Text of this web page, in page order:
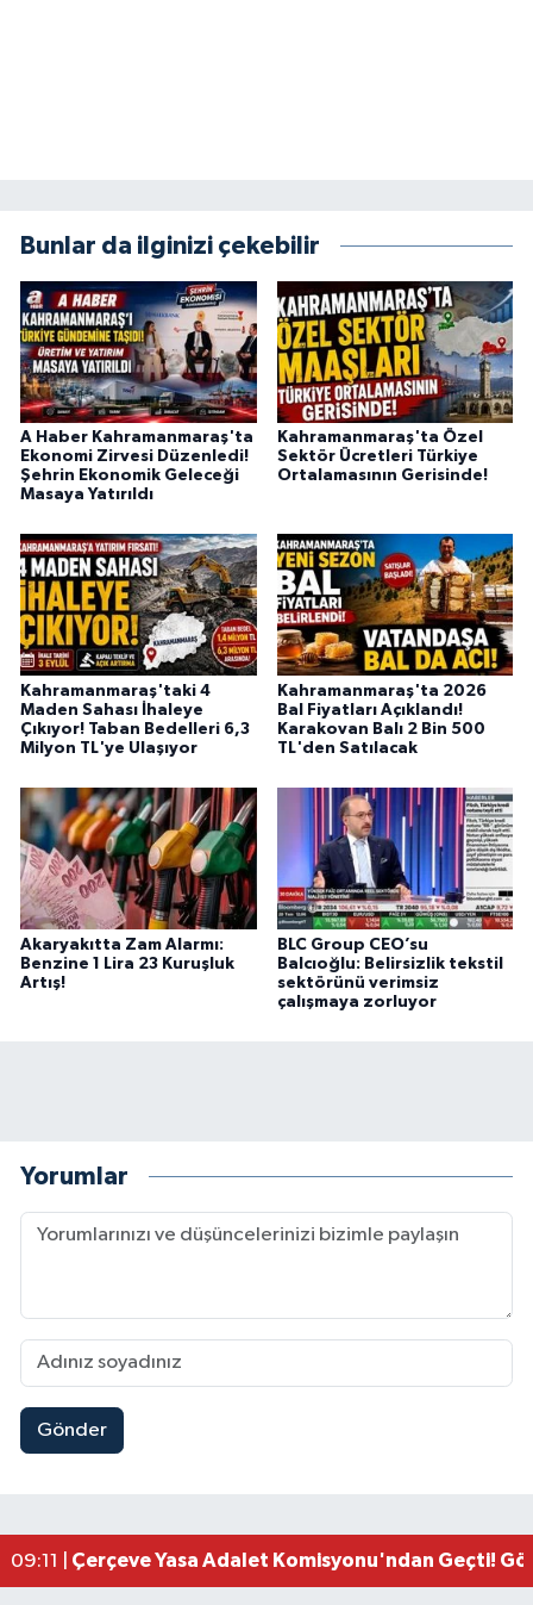
Bunlar da ilginizi çekebilir
A Haber Kahramanmaraş'ta
Ekonomi Zirvesi Düzenledi!
Şehrin Ekonomik Geleceği
Masaya Yatırıldı
Kahramanmaraş'ta Özel
Sektör Ücretleri Türkiye
Ortalamasının Gerisinde!
Kahramanmaraş'taki 4
Maden Sahası İhaleye
Çıkıyor! Taban Bedelleri 6,3
Milyon TL'ye Ulaşıyor
Kahramanmaraş'ta 2026
Bal Fiyatları Açıklandı!
Karakovan Balı 2 Bin 500
TL'den Satılacak
Akaryakıtta Zam Alarmı:
Benzine 1 Lira 23 Kuruşluk
Artış!
BLC Group CEO’su
Balcıoğlu: Belirsizlik tekstil
sektörünü verimsiz
çalışmaya zorluyor
Yorumlar
Gönder
17:19 |Kahramanmaraşlı İşçi Adana'daki Tünel
09:11 | Çerçeve Yasa Adalet Komisyonu'ndan Geçti!
09:04 |Kahramanmaraş'taki Okul Saldırısı TBMM
ASAYİŞ
SEÇİM 2015
ÇEVRE
BİLİM VE TEKNOLOJİ
YARIŞMALAR
TANITIM
HABERDE İNSAN